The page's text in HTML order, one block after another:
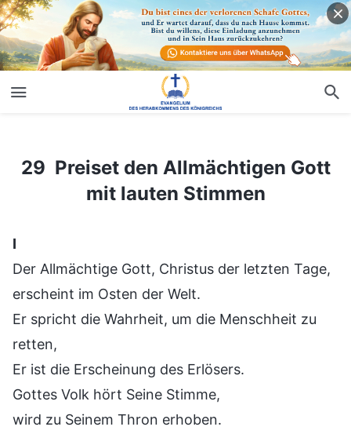
29 Preiset den Allmächtigen Gott mit lauten Stimmen
29 Preiset den Allmächtigen Gott
mit lauten Stimmen
Ⅰ
Der Allmächtige Gott, Christus der letzten Tage,
erscheint im Osten der Welt.
Er spricht die Wahrheit, um die Menschheit zu
retten,
Er ist die Erscheinung des Erlösers.
Gottes Volk hört Seine Stimme,
wird zu Seinem Thron erhoben.